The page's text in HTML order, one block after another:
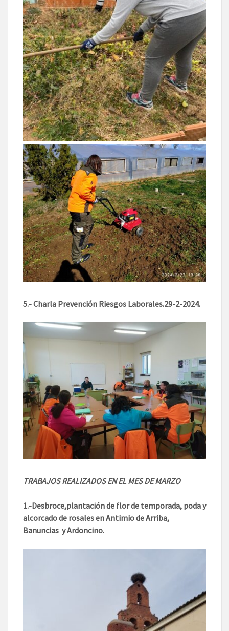
5.- Charla Prevención Riesgos Laborales.29-2-2024.
TRABAJOS REALIZADOS EN EL MES DE MARZO
1.-Desbroce,plantación de flor de temporada, poda y
alcorcado de rosales en Antimio de Arriba,
Banuncias y Ardoncino.